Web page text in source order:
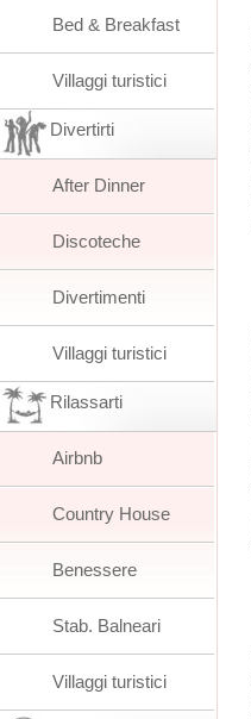
Bed & Breakfast
Villaggi turistici
Divertirti
After Dinner
Discoteche
Divertimenti
Villaggi turistici
Rilassarti
Airbnb
Country House
Benessere
Stab. Balneari
Villaggi turistici